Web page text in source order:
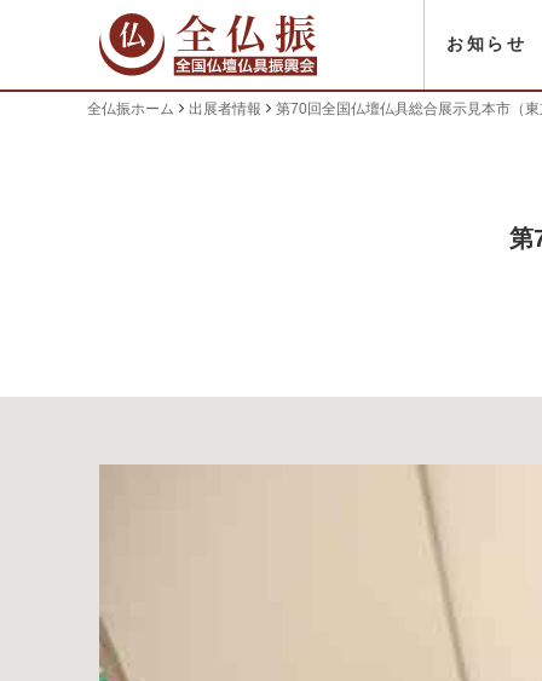
お知らせ
全仏振ホーム 出展者情報 第70回全国仏壇仏具総合展示見本市（
第